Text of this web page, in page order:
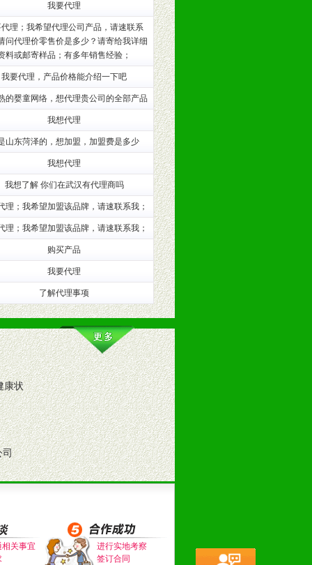
包括POP、彩页、手提袋、易
趋势与流行。
营养建康知识。为经销商、分销商
我要代理
理；我希望代理公司产品，请速联系
问代理价零售价是多少？请寄给我详细
料或邮寄样品；有多年销售经验；
我要代理，产品价格能介绍一下吧
的婴童网络，想代理贵公司的全部产品
我想代理
山东菏泽的，想加盟，加盟费是多少
我想代理
我想了解 你们在武汉有代理商吗
理；我希望加盟该品牌，请速联系我；
理；我希望加盟该品牌，请速联系我；
购买产品
我要代理
了解代理事项
康状
司
关事宜
进行实地考察
签订合同